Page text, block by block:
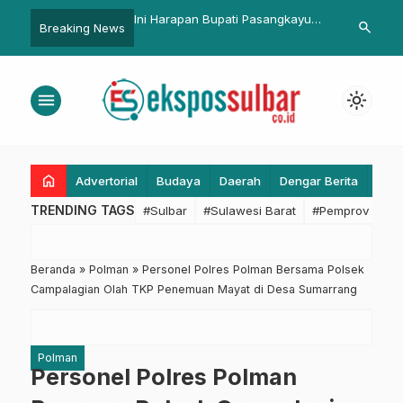
Breaking News
Sekda Setiawan Luncurkan
Nasional dan Internasional Asal
BPBD
search
menu light_mode
home Advertorial Budaya Daerah Dengar Berita
TRENDING TAGS #Sulbar #Sulawesi Barat #Pemprov
Beranda » Polman » Personel Polres Polman Bersama Polsek
Campalagian Olah TKP Penemuan Mayat di Desa Sumarrang
Polman
Personel Polres Polman